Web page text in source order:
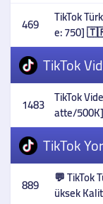
469 TikTok
e: 750]
TikTok
1483 TikTok
atte/
TikTok
889 💬 TikTok
üksek